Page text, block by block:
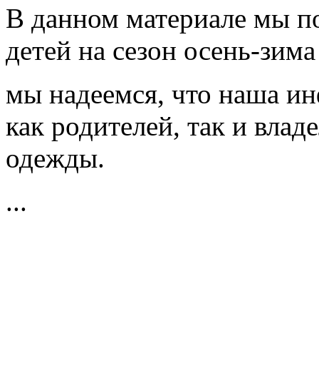
В данном материале мы
детей на сезон осень-
мы надеемся, что наша
как родителей, так и
одежды.
...